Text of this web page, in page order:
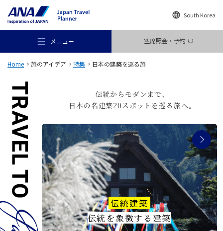
South Korea
メニュー 空席照会・予約
おすすめの旅
旅のアイデア
行き先
旅のお役立ち情報
Home 旅のアイデア 特集 日本の建築を巡る旅
伝統からモダンまで、
日本の名建築20スポットを巡る旅へ。
伝統建築
伝統を象徴する建築